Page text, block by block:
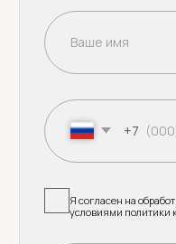
ИНН: 667478188085
ОГРНИП: 325508100178400
ИП Артемасова Наталья Борисовна
Разработка сайта: Yu.Kucheva
© 2021 - 2025 Кондитерская Ягода
Все права защищены.
Оферта